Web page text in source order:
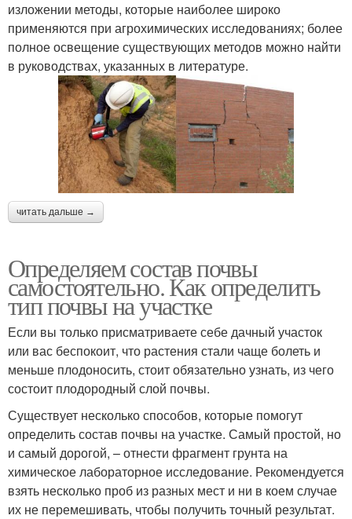
изложении методы, которые наиболее широко
применяются при агрохимических исследованиях; более
полное освещение существующих методов можно найти
в руководствах, указанных в литературе.
читать дальше →
Определяем состав почвы
самостоятельно. Как определить
тип почвы на участке
Если вы только присматриваете себе дачный участок
или вас беспокоит, что растения стали чаще болеть и
меньше плодоносить, стоит обязательно узнать, из чего
состоит плодородный слой почвы.
Существует несколько способов, которые помогут
определить состав почвы на участке. Самый простой, но
и самый дорогой, – отнести фрагмент грунта на
химическое лабораторное исследование. Рекомендуется
взять несколько проб из разных мест и ни в коем случае
их не перемешивать, чтобы получить точный результат.